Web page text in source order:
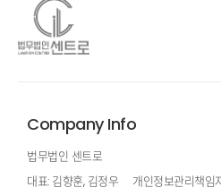
Company Info
법무법인 센트로
대표: 김향훈, 김정우
개인정보관리책임